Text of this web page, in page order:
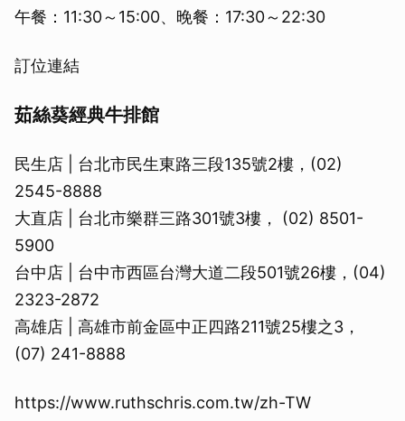
午餐：11:30～15:00、晚餐：17:30～22:30
訂位連結
茹絲葵經典牛排館
民生店 | 台北市民生東路三段135號2樓，(02)
2545-8888
大直店 | 台北市樂群三路301號3樓， (02) 8501-
5900
台中店 | 台中市西區台灣大道二段501號26樓，(04)
2323-2872
高雄店 | 高雄市前金區中正四路211號25樓之3，
(07) 241-8888
https://www.ruthschris.com.tw/zh-TW